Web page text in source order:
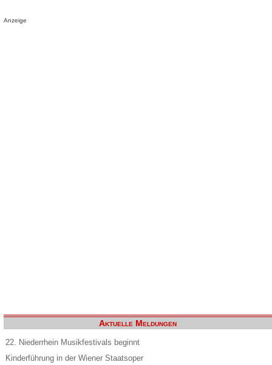
Anzeige
Aktuelle Meldungen
22. Niederrhein Musikfestivals beginnt
Kinderführung in der Wiener Staatsoper